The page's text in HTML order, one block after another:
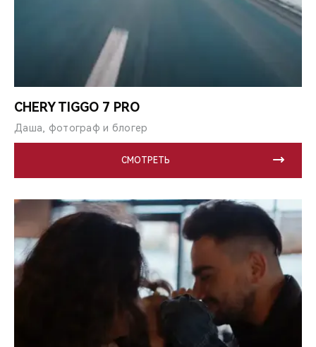
CHERY TIGGO 7 PRO
Даша, фотограф и блогер
СМОТРЕТЬ